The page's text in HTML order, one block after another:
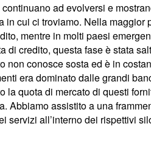
ad evolversi e
in cui ci troviamo. Nella
mentre in molti paesi
di credito, questa fase è stata
non conosce sosta ed è in
era dominato dalle grandi
la quota di mercato di questi
Abbiamo assistito a una
servizi all’interno dei rispettivi